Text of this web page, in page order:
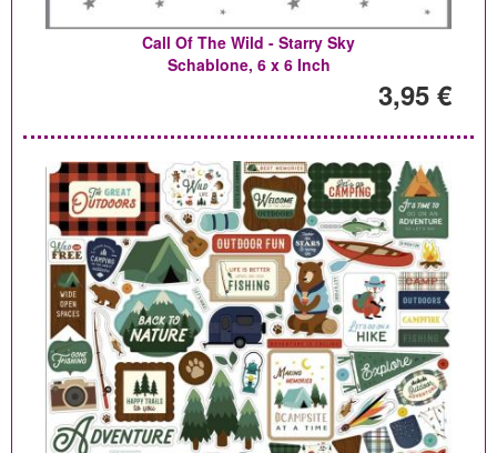
Call Of The Wild - Starry Sky
Schablone, 6 x 6 Inch
3,95 €